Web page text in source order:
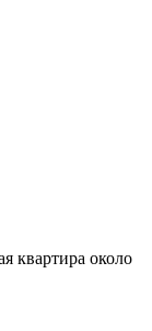
квартира около